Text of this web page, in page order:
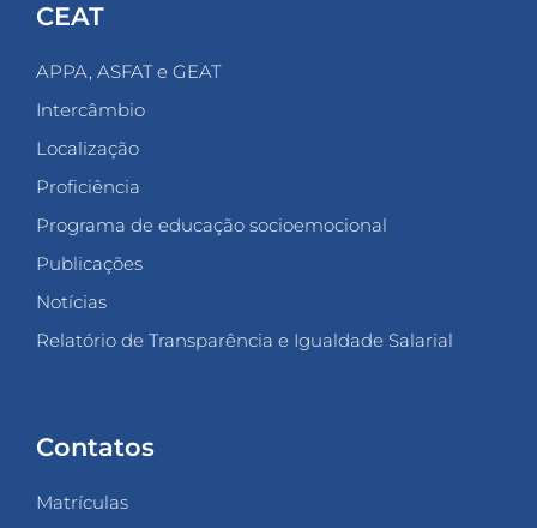
CEAT
APPA, ASFAT e GEAT
Intercâmbio
Localização
Proficiência
Programa de educação socioemocional
Publicações
Notícias
Relatório de Transparência e Igualdade Salarial
Contatos
Matrículas